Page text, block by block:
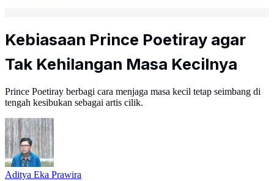
Kebiasaan Prince Poetiray agar
Tak Kehilangan Masa Kecilnya
Prince Poetiray berbagi cara menjaga masa kecil tetap seimbang di
tengah kesibukan sebagai artis cilik.
Aditya Eka Prawira